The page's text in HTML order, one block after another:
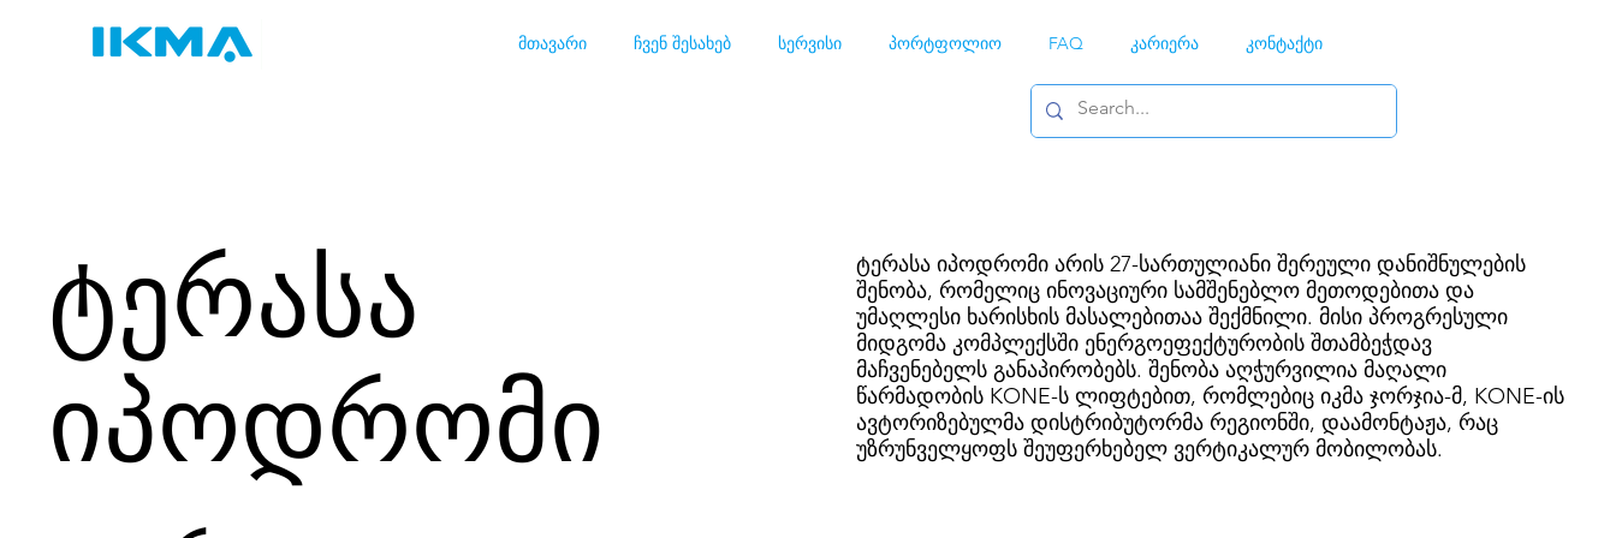
მთავარი ჩვენ შესახებ სერვისი პორტფოლიო FAQ კარიერა კონტაქტი
ტერასა
იპოდრომი
ტერასა იპოდრომი არის 27-სართულიანი შერეული დანიშნულების
შენობა, რომელიც ინოვაციური სამშენებლო მეთოდებითა და
უმაღლესი ხარისხის მასალებითაა შექმნილი. მისი პროგრესული
მიდგომა კომპლექსში ენერგოეფექტურობის შთამბეჭდავ
მაჩვენებელს განაპირობებს. შენობა აღჭურვილია მაღალი
წარმადობის KONE-ს ლიფტებით, რომლებიც იკმა ჯორჯია-მ, KONE-ის
ავტორიზებულმა დისტრიბუტორმა რეგიონში, დაამონტაჟა, რაც
უზრუნველყოფს შეუფერხებელ ვერტიკალურ მობილობას.